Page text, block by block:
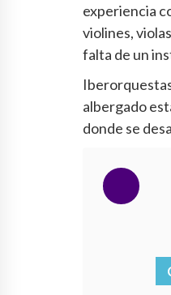
experiencia
violines,
falta de un
albergado
donde se